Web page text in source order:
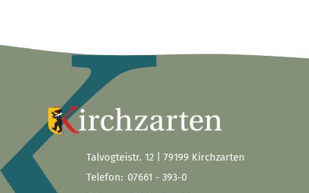
Talvogteistr. 12 | 79199 Kirchzarten
Telefon: 07661 - 393-0